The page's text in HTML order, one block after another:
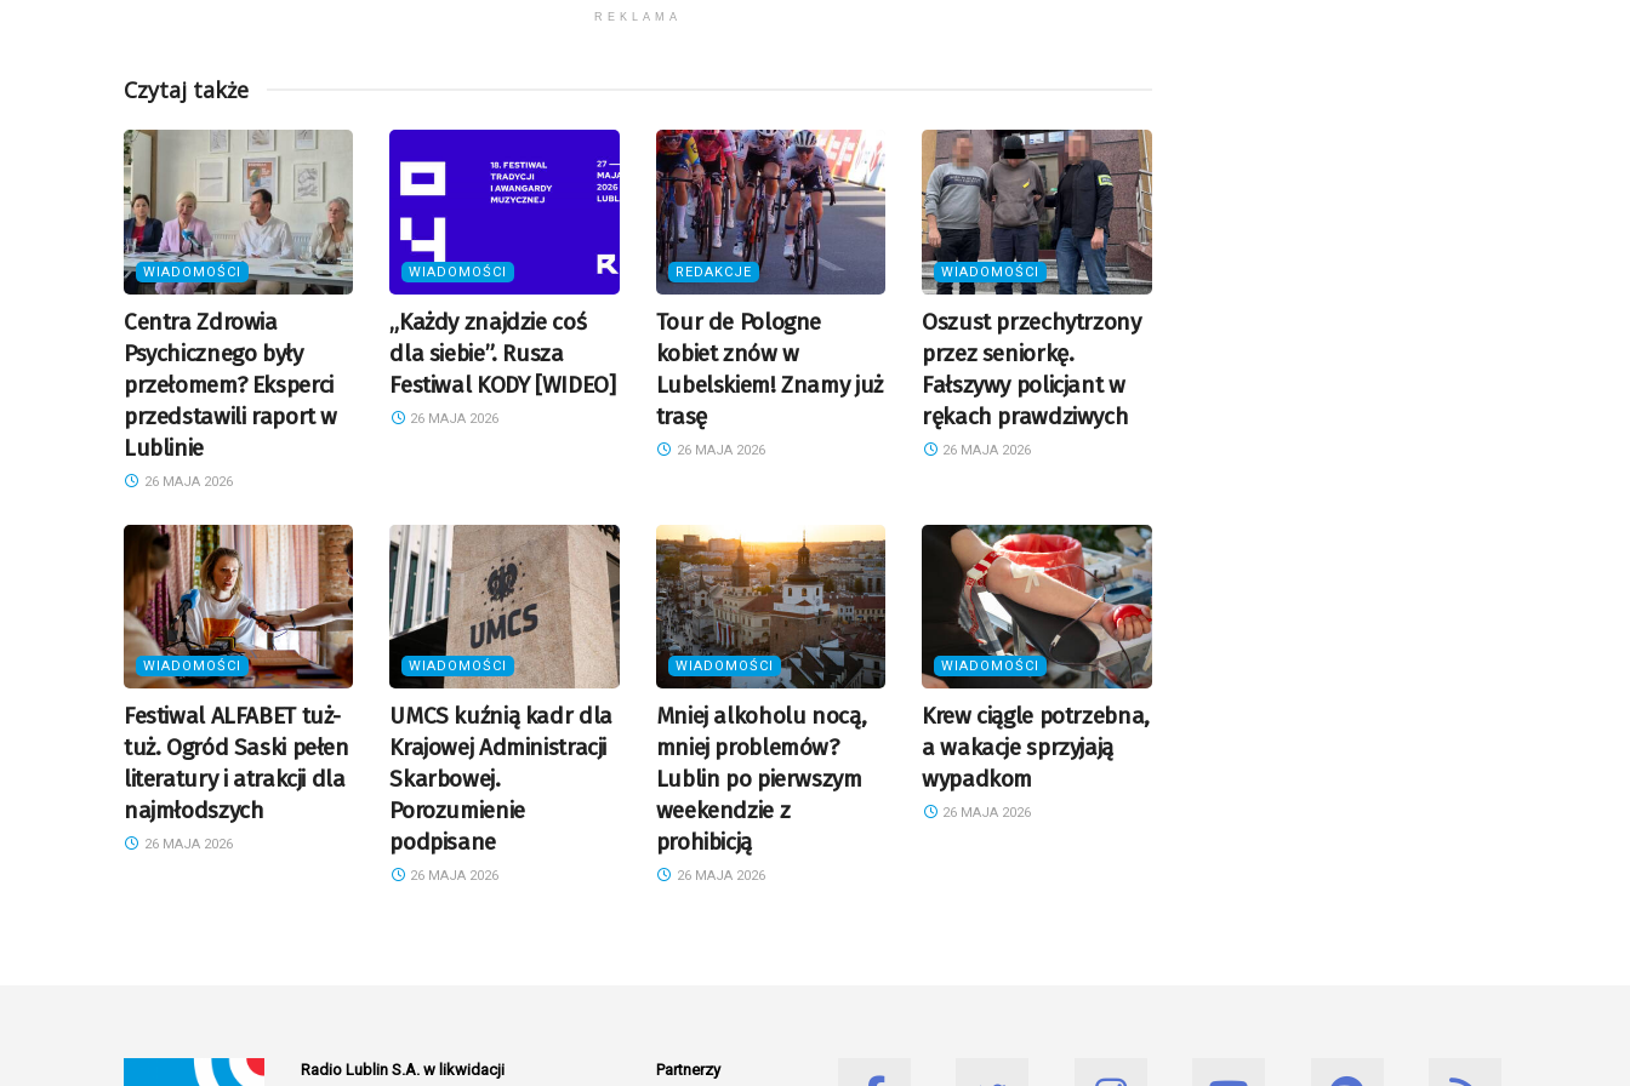
REKLAMA
Czytaj także
WIADOMOŚCI
Centra Zdrowia
Psychicznego były
przełomem? Eksperci
przedstawili raport w
Lublinie
26 MAJA 2026
WIADOMOŚCI
„Każdy znajdzie coś
dla siebie”. Rusza
Festiwal KODY [WIDEO]
26 MAJA 2026
REDAKCJE
Tour de Pologne
kobiet znów w
Lubelskiem! Znamy już
trasę
26 MAJA 2026
WIADOMOŚCI
Oszust przechytrzony
przez seniorkę.
Fałszywy policjant w
rękach prawdziwych
26 MAJA 2026
WIADOMOŚCI
Festiwal ALFABET tuż-
tuż. Ogród Saski pełen
literatury i atrakcji dla
najmłodszych
26 MAJA 2026
WIADOMOŚCI
UMCS kuźnią kadr dla
Krajowej Administracji
Skarbowej.
Porozumienie
podpisane
26 MAJA 2026
WIADOMOŚCI
Mniej alkoholu nocą,
mniej problemów?
Lublin po pierwszym
weekendzie z
prohibicją
26 MAJA 2026
WIADOMOŚCI
Krew ciągle potrzebna,
a wakacje sprzyjają
wypadkom
26 MAJA 2026
Radio Lublin S.A. w likwidacji
Partnerzy